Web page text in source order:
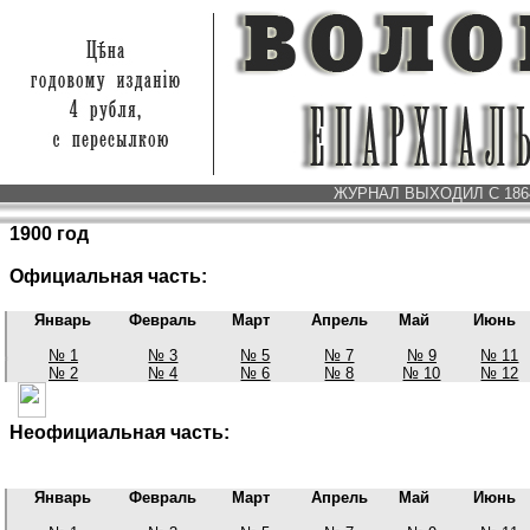
ЖУРНАЛ ВЫХОДИЛ С
1900 год
Официальная часть:
Январь Февраль Март Апрель Май
Июнь
№ 1
№ 3 № 5 № 7 № 9
№ 11
№ 2
№ 4 № 6 № 8 № 10 № 12
Неофициальная часть:
Январь Февраль Март Апрель Май
Июнь